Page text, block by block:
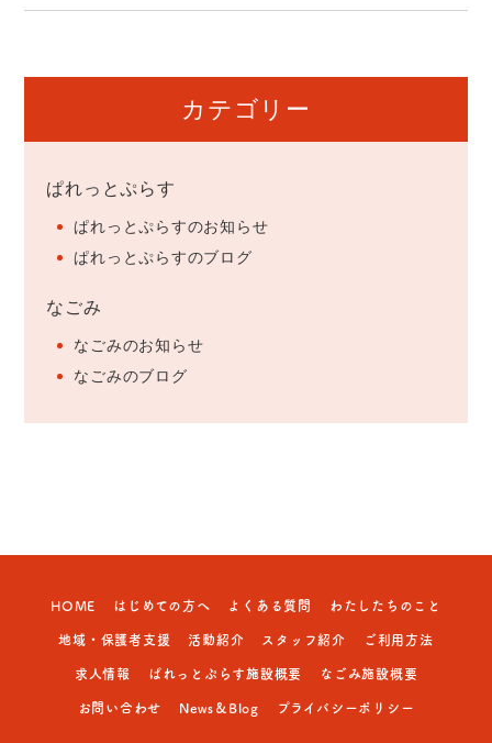
カテゴリー
ぱれっとぷらす
ぱれっとぷらすのお知らせ
ぱれっとぷらすのブログ
なごみ
なごみのお知らせ
なごみのブログ
HOME はじめての方へ よくある質問
わたしたちのこと
地域・保護者支援
活動紹介 スタッフ紹介
ご利用方法
求人情報
ぱれっとぷらす施設概要
なごみ施設概要
お問い合わせ
News＆Blog プライバシーポリシー